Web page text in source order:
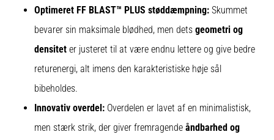
Optimeret FF BLAST™ PLUS støddæmpning: Skummet
bevarer sin maksimale blødhed, men dets geometri og
densitet er justeret til at være endnu lettere og give bedre
returenergi, alt imens den karakteristiske høje sål
bibeholdes.
Innovativ overdel: Overdelen er lavet af en minimalistisk,
men stærk strik, der giver fremragende åndbarhed og